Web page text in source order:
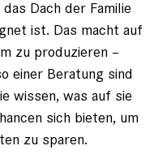
Dach der Familie
ist. Das macht auf
zu produzieren –
einer Beratung sind
wissen, was auf sie
sich bieten, um
zu sparen.